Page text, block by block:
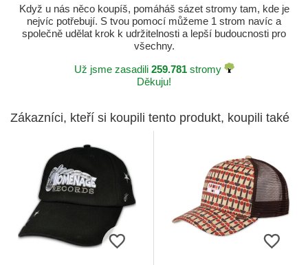
Když u nás něco koupíš, pomáháš sázet stromy tam, kde je
nejvíc potřebují. S tvou pomocí můžeme 1 strom navíc a
společně udělat krok k udržitelnosti a lepší budoucnosti pro
všechny.
Už jsme zasadili 259.781stromy
Děkuju!
Zákazníci, kteří si koupili tento produkt, koupili také